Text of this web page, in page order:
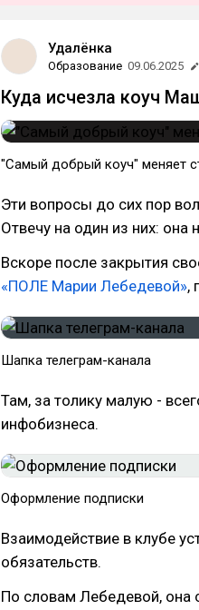
Удалёнка
Образование 09.06.2025
Куда исчезла коуч
"Самый добрый коуч" меняет
Эти вопросы до сих пор
Отвечу на один из них: она
Вскоре после закрытия
«ПОЛЕ Марии Лебедевой»,
Шапка телеграм-канала
Там, за толику малую -
инфобизнеса.
Оформление подписки
Взаимодействие в клубе
обязательств.
По словам Лебедевой, она